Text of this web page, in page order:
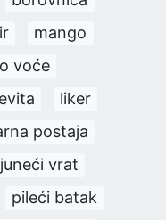
mango
voće
liker
postaja
juneći vrat
pileći batak